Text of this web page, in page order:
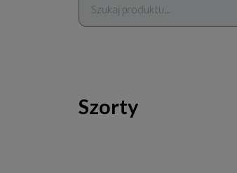
Szorty